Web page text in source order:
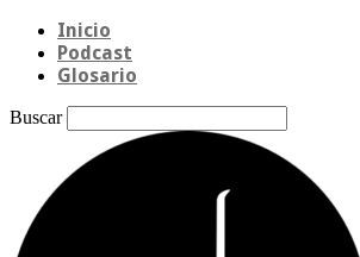
Inicio
Podcast
Glosario
Buscar